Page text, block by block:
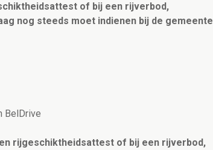
of bij een rijverbod,
nog steeds moet indienen bij de gemeente
BelDrive
rijgeschiktheidsattest of bij een rijverbod,